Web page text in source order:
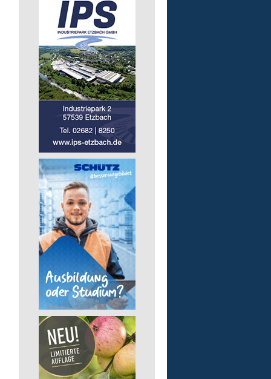
(m/w/d)
Pusch AG
56242 Marienrachdorf